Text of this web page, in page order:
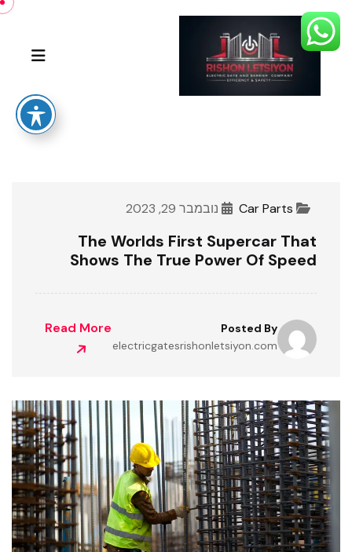
Car Parts נובמבר 29, 2023
The Worlds First Supercar That
Shows The True Power Of Speed
Posted By
electricgatesrishonletsiyon.com
Read More